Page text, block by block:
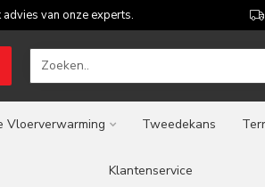
advies van onze experts.
Vloerverwarming Tweedekans
Klantenservice